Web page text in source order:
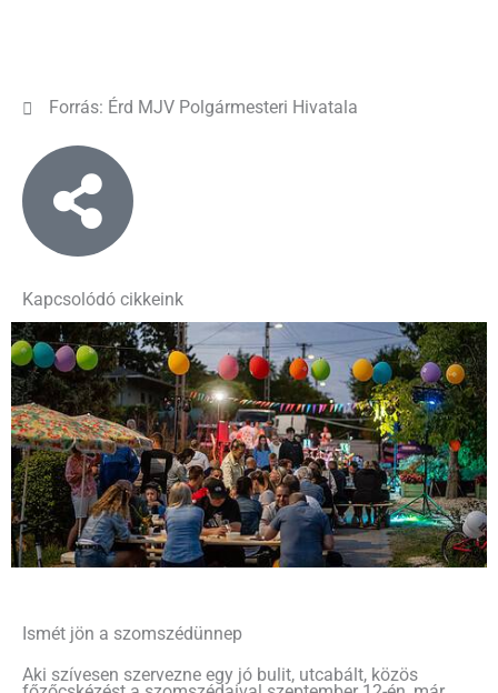
Forrás: Érd MJV Polgármesteri Hivatala
Kapcsolódó cikkeink
Ismét jön a szomszédünnep
Aki szívesen szervezne egy jó bulit, utcabált, közös